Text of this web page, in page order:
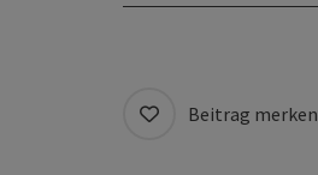
Beitrag merken